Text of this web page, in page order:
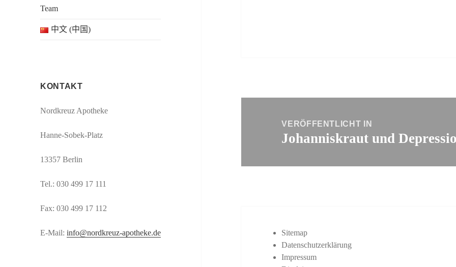
Team
中文 (中国)
KONTAKT
Nordkreuz Apotheke
Hanne-Sobek-Platz
13357 Berlin
Tel.: 030 499 17 111
Fax: 030 499 17 112
E-Mail:info@nordkreuz-apotheke.de
VERÖFFENTLICHT IN
Johanniskraut und
Sitemap
Datenschutzerklärung
Impressum